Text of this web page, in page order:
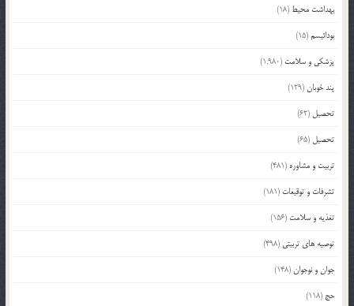
بهداشت محیط (18)
بودائیسم(15)
پزشکی و سلامت (1,980)
پند خوبان(129)
تحصیل (62)
تحصیل (65)
تربیت و مشاوره (481)
تشرفات و توقیعات (181)
تغذیه و سلامت (156)
توصیه های تربیتی (498)
جوان و نوجوان(148)
حج (118)